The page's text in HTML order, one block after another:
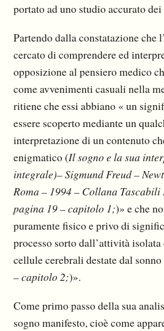
portato ad uno studio accurato
Partendo dalla constatazione che
cercato di comprendere ed
opposizione al pensiero medico
come avvenimenti casuali nella
ritiene che essi abbiano « un
essere scoperto mediante un
interpretazione di un contenuto
enigmatico (Il sogno e la sua
integrale)– Sigmund Freud –
Roma – 1994 – Collana
pagina 19 – capitolo 1;)» e che
puramente fisico e privo di
processo sorto dall’attività
cellule cerebrali destate dal
– capitolo 2;)».
Come primo passo della sua
sogno manifesto, cioè come